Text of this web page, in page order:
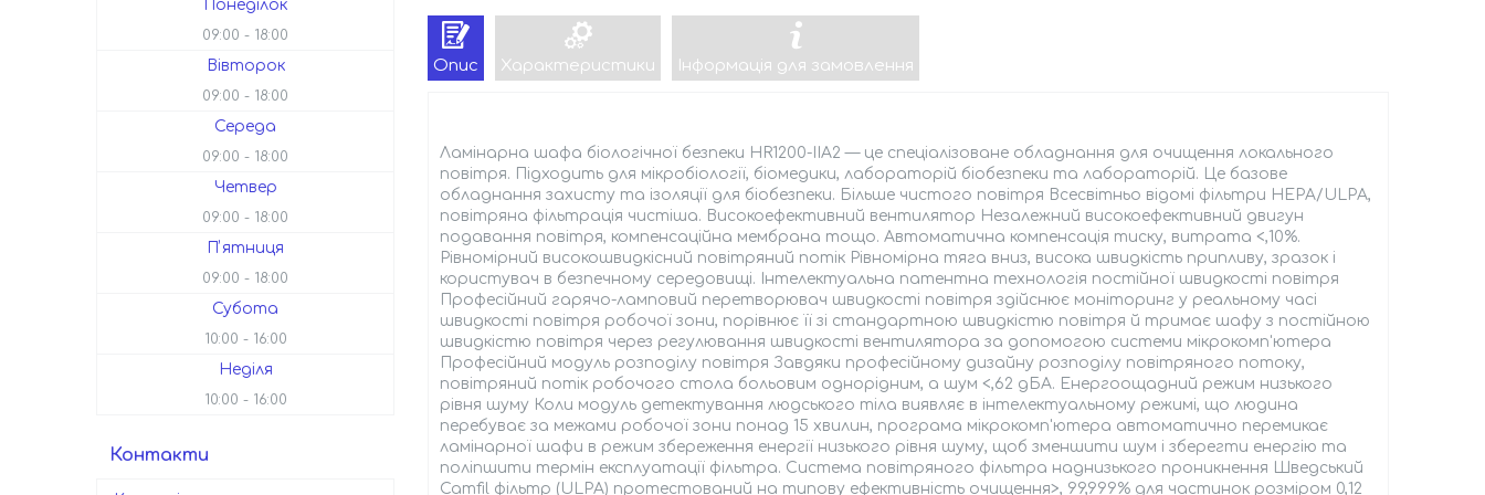
Опис Характеристики Інформація для замовлення
Ламінарна шафа біологічної безпеки HR1200-IIA2 — це спеціалізоване обладнання для очищення локального
повітря. Підходить для мікробіології, біомедики, лабораторій біобезпеки та лабораторій. Це базове
обладнання захисту та ізоляції для біобезпеки. Більше чистого повітря Всесвітньо відомі фільтри HEPA/ULPA,
повітряна фільтрація чистіша. Високоефективний вентилятор Незалежний високоефективний двигун
подавання повітря, компенсаційна мембрана тощо. Автоматична компенсація тиску, витрата <,10%.
Рівномірний високошвидкісний повітряний потік Рівномірна тяга вниз, висока швидкість припливу, зразок і
користувач в безпечному середовищі. Інтелектуальна патентна технологія постійної швидкості повітря
Професійний гарячо-ламповий перетворювач швидкості повітря здійснює моніторинг у реальному часі
швидкості повітря робочої зони, порівнює її зі стандартною швидкістю повітря й тримає шафу з постійною
швидкістю повітря через регулювання швидкості вентилятора за допомогою системи мікрокомп'ютера
Професійний модуль розподілу повітря Завдяки професійному дизайну розподілу повітряного потоку,
повітряний потік робочого стола больовим однорідним, а шум <,62 дБА. Енергоощадний режим низького
рівня шуму Коли модуль детектування людського тіла виявляє в інтелектуальному режимі, що людина
перебуває за межами робочої зони понад 15 хвилин, програма мікрокомп'ютера автоматично перемикає
ламінарної шафи в режим збереження енергії низького рівня шуму, щоб зменшити шум і зберегти енергію та
поліпшити термін експлуатації фільтра. Система повітряного фільтра наднизького проникнення Шведський
Camfil фільтр (ULPA) протестований на типову ефективність очищення>, 99,999% для частинок розміром 0,12
Понеділок
09:00 18:00
Вівторок
09:00 18:00
Середа
09:00 18:00
Четвер
09:00 18:00
Пʼятниця
09:00 18:00
Субота
10:00 16:00
Неділя
10:00 16:00
Контакти